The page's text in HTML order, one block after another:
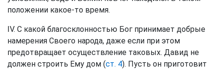
положении какое-то время.
IV. С какой благосклонностью Бог принимает добрые
намерения Своего народа, даже если при этом
предотвращает осуществление таковых. Давид не
должен строить Ему дом (ст. 4). Пусть он приготовит